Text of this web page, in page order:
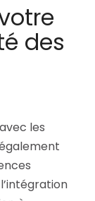
des
les